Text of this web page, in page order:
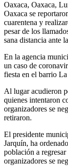
Oaxaca, Oaxaca,
Oaxaca se
cuarentena y
pesar de los
sana distancia ante
En la agencia
un caso de
fiesta en el barrio
Al lugar acudieron
quienes intentaron
organizadores se
retiraron.
El presidente
Jarquín, ha
población a regresar
organizadores se